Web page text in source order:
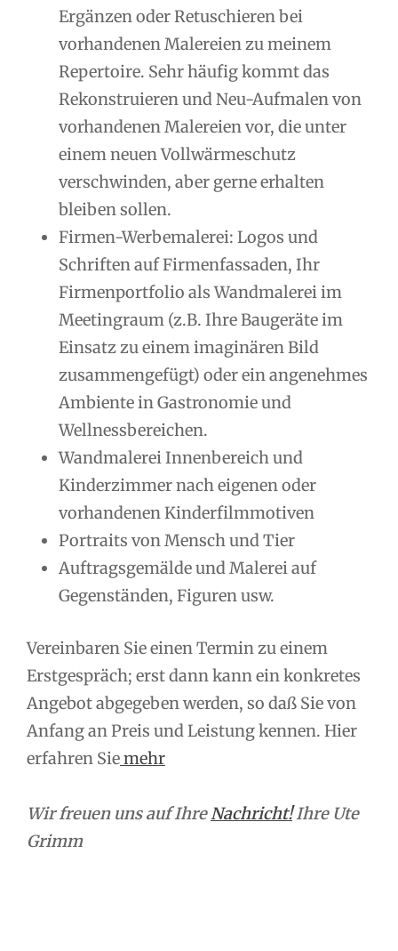
Ergänzen oder Retuschieren bei
vorhandenen Malereien zu meinem
Repertoire. Sehr häufig kommt das
Rekonstruieren und Neu-Aufmalen von
vorhandenen Malereien vor, die unter
einem neuen Vollwärmeschutz
verschwinden, aber gerne erhalten
bleiben sollen.
Firmen-Werbemalerei: Logos und
Schriften auf Firmenfassaden, Ihr
Firmenportfolio als Wandmalerei im
Meetingraum (z.B. Ihre Baugeräte im
Einsatz zu einem imaginären Bild
zusammengefügt) oder ein angenehmes
Ambiente in Gastronomie und
Wellnessbereichen.
Wandmalerei Innenbereich und
Kinderzimmer nach eigenen oder
vorhandenen Kinderfilmmotiven
Portraits von Mensch und Tier
Auftragsgemälde und Malerei auf
Gegenständen, Figuren usw.
Vereinbaren Sie einen Termin zu einem
Erstgespräch; erst dann kann ein konkretes
Angebot abgegeben werden, so daß Sie von
Anfang an Preis und Leistung kennen. Hier
erfahren Siemehr
Wir freuen uns auf IhreNachricht!Ihre Ute
Grimm